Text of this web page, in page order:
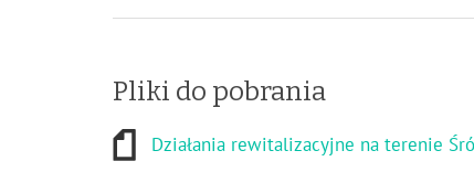
Pliki do pobrania
Działania rewitalizacyjne na terenie